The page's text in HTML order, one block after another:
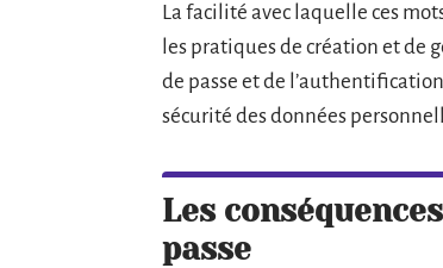
La facilité avec laquelle ces
les pratiques de création et de
de passe et de
sécurité des données
Les
passe